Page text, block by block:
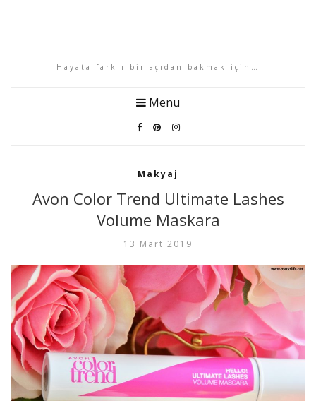
Hayata farklı bir açıdan bakmak için…
Menu
Makyaj
Avon Color Trend Ultimate Lashes
Volume Maskara
13 Mart 2019